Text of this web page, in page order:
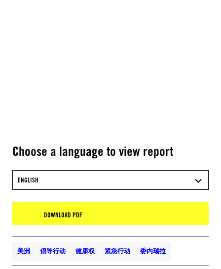
Choose a language to view report
ENGLISH
DOWNLOAD PDF
美洲 倡导行动 健康权 紧急行动 委内瑞拉